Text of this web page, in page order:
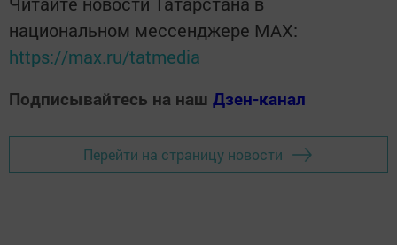
национальном мессенджере MАХ:
https://max.ru/tatmedia
Подписывайтесь на наш Дзен-канал
Перейти на страницу новости